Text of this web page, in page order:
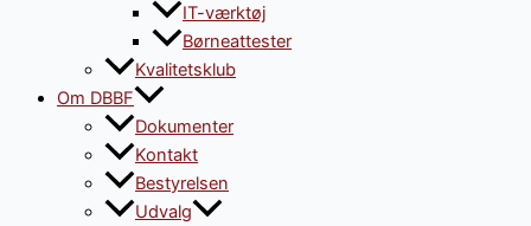
IT-værktøj
Børneattester
Kvalitetsklub
Om DBBF
Dokumenter
Kontakt
Bestyrelsen
Udvalg